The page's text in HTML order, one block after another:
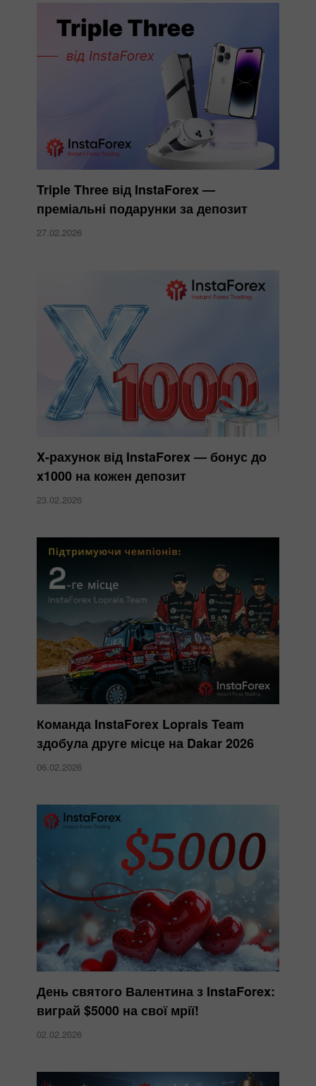
Triple Three від InstaForex —
преміальні подарунки за депозит
27.02.2026
X-рахунок від InstaForex — бонус до
x1000 на кожен депозит
23.02.2026
Команда InstaForex Loprais Team
здобула друге місце на Dakar 2026
06.02.2026
День святого Валентина з InstaForex:
виграй $5000 на свої мрії!
02.02.2026